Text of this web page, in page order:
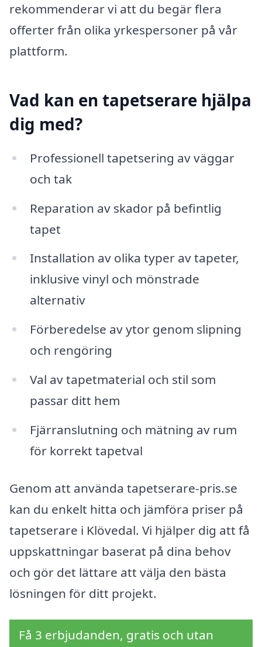
rekommenderar vi att du begär flera
offerter från olika yrkespersoner på vår
plattform.
Vad kan en tapetserare hjälpa
dig med?
Professionell tapetsering av väggar
och tak
Reparation av skador på befintlig
tapet
Installation av olika typer av tapeter,
inklusive vinyl och mönstrade
alternativ
Förberedelse av ytor genom slipning
och rengöring
Val av tapetmaterial och stil som
passar ditt hem
Fjärranslutning och mätning av rum
för korrekt tapetval
Genom att använda tapetserare-pris.se
kan du enkelt hitta och jämföra priser på
tapetserare i Klövedal. Vi hjälper dig att få
uppskattningar baserat på dina behov
och gör det lättare att välja den bästa
lösningen för ditt projekt.
Få 3 erbjudanden, gratis och utan